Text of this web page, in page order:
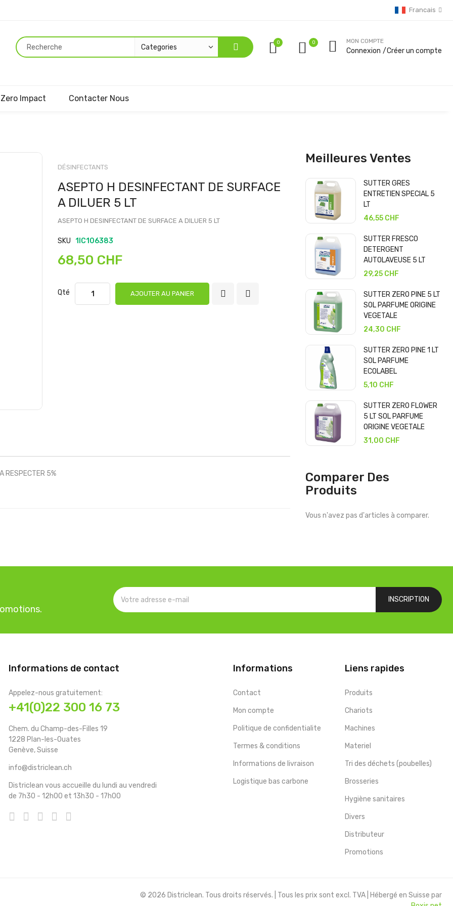
Francais
0 MON COMPTE
Connexion Créer un compte
Zero Impact Contacter Nous
Passer
d’images
DÉSINFECTANTS
ASEPTO H DESINFECTANT DE SURFACE
A DILUER 5 LT
ASEPTO H DESINFECTANT DE SURFACE A DILUER 5 LT
SKU 1IC106383
68,50 CHF
Qté AJOUTER AU PANIER
RESPECTER 5%
Meilleures Ventes
SUTTER GRES
ENTRETIEN SPECIAL 5
LT
46,55 CHF
SUTTER FRESCO
DETERGENT
AUTOLAVEUSE 5 LT
29,25 CHF
SUTTER ZERO PINE 5 LT
SOL PARFUME ORIGINE
VEGETALE
24,30 CHF
SUTTER ZERO PINE 1 LT
SOL PARFUME
ECOLABEL
5,10 CHF
SUTTER ZERO FLOWER
5 LT SOL PARFUME
ORIGINE VEGETALE
31,00 CHF
Comparer Des
Produits
Vous n'avez pas d'articles à comparer.
INSCRIPTION
Informations de contact
Appelez-nous gratuitement:
+41(0)22 300 16 73
Chem. du Champ-des-Filles 19
1228 Plan-les-Ouates
Genève, Suisse
info@districlean.ch
Districlean vous accueille du lundi au vendredi
de 7h30 - 12h00 et 13h30 - 17h00
Informations
Contact
Mon compte
Politique de confidentialite
Termes & conditions
Informations de livraison
Logistique bas carbone
Liens rapides
Produits
Chariots
Machines
Materiel
Tri des déchets (poubelles)
Brosseries
Hygiène sanitaires
Divers
Distributeur
Promotions
© 2026 Districlean. Tous droits réservés. | Tous les prix sont excl. TVA | Hébergé en Suisse par